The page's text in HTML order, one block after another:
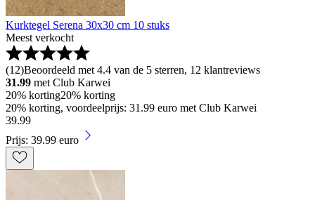
Kurktegel Serena 30x30 cm 10 stuks
Meest verkocht
(12)Beoordeeld met 4.4 van de 5 sterren, 12 klantreviews
31.99 met Club Karwei
20% korting20% korting
20% korting, voordeelprijs: 31.99 euro met Club Karwei
39.99
Prijs: 39.99 euro